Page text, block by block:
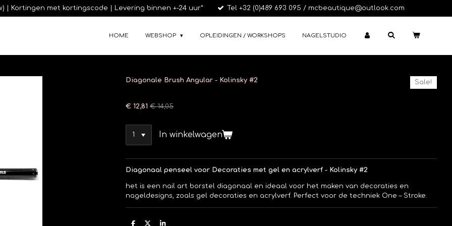
| Kortingen met kortingscode | Levering binnen +-24 uur* Tel +32 (0)489 693 095 / mcbeautique@outlook.com
HOME WEBSHOP OPLEIDINGEN / WORKSHOPS NAGELSTUDIO
Diagonale Brush Angular - Kolinsky #2 Sale!
€ 12,81 € 14,05
In winkelwagen
Diagonaal penseel voor Decoraties met gel en acrylverf - Kolinsky #2
het is een nail art borstel diagonaal en ideaal voor het maken van decoraties en
nageldesigns, zoals gel decoraties en acrylverf. Perfect voor de techniek One – Stroke.